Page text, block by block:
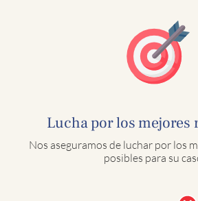
Lucha por los mejores
Nos aseguramos de luchar por los
posibles para su